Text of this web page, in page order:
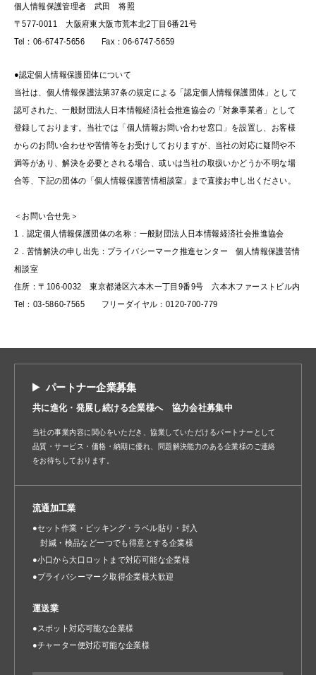
個人情報保護管理者 武田 将照
〒577-0011 大阪府東大阪市荒本北2丁目6番21号
Tel：06-6747-5656 Fax：06-6747-5659
●認定個人情報保護団体について
当社は、個人情報保護法第37条の規定による「認定個人情報保護団体」として
認可された、一般財団法人日本情報経済社会推進協会の「対象事業者」として
登録しております。当社では「個人情報お問い合わせ窓口」を設置し、お客様
からのお問い合わせや苦情等をお受けしておりますが、当社の対応に疑問や不
満等があり、解決を必要とされる場合、或いは当社の取扱いかどうか不明な場
合等、下記の団体の「個人情報保護苦情相談室」まで直接お申し出ください。
＜お問い合せ先＞
1．認定個人情報保護団体の名称：一般財団法人日本情報経済社会推進協会
2．苦情解決の申し出先：プライバシーマーク推進センター 個人情報保護苦情
相談室
住所：〒106-0032 東京都港区六本木一丁目9番9号 六本木ファーストビル内
Tel：03-5860-7565 フリーダイヤル：0120-700-779
パートナー企業募集
共に進化・発展し続ける企業様へ 協力会社募集中
当社の事業内容に関心をいただき、協業していただけるパートナーとして
品質・サービス・価格・納期に優れ、問題解決能力のある企業様のご連絡
をお待ちしております。
流通加工業
●セット作業・ピッキング・ラベル貼り・封入
封緘・検品など一つでも得意とする企業様
●小口から大口ロットまで対応可能な企業様
●プライバシーマーク取得企業様大歓迎
運送業
●スポット対応可能な企業様
●チャーター便対応可能な企業様